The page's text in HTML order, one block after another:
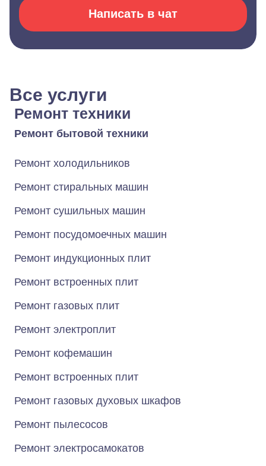
Написать в чат
Все услуги
Ремонт техники
Ремонт бытовой техники
Ремонт холодильников
Ремонт стиральных машин
Ремонт сушильных машин
Ремонт посудомоечных машин
Ремонт индукционных плит
Ремонт встроенных плит
Ремонт газовых плит
Ремонт электроплит
Ремонт кофемашин
Ремонт встроенных плит
Ремонт газовых духовых шкафов
Ремонт пылесосов
Ремонт электросамокатов